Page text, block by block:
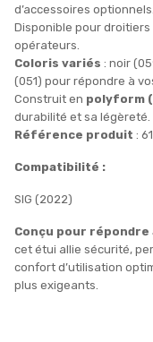
d’accessoires optionnels.
Disponible pour
opérateurs.
Coloris variés : noir
(051) pour répondre à
Construit en polyform
durabilité et sa légèreté.
Référence produit :
Compatibilité :
SIG (2022)
Conçu pour
cet étui allie sécurité,
confort d’utilisation
plus exigeants.